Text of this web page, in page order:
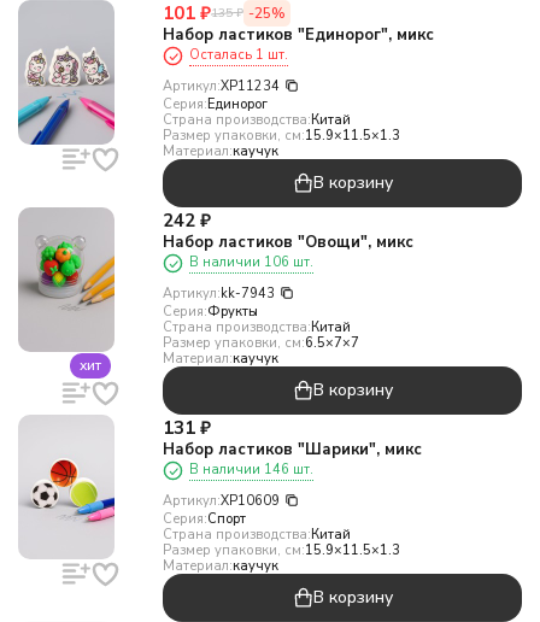
101 ₽135 ₽ -25%
Набор ластиков "Единорог", микс
Осталась 1 шт.
Артикул:XP11234
Серия:Единорог
Страна производства:Китай
Размер упаковки, см:15.9×11.5×1.3
Материал:каучук
В корзину
хит
242 ₽
Набор ластиков "Овощи", микс
В наличии 106 шт.
Артикул:kk-7943
Серия:Фрукты
Страна производства:Китай
Размер упаковки, см:6.5×7×7
Материал:каучук
В корзину
131 ₽
Набор ластиков "Шарики", микс
В наличии 146 шт.
Артикул:XP10609
Серия:Спорт
Страна производства:Китай
Размер упаковки, см:15.9×11.5×1.3
Материал:каучук
В корзину